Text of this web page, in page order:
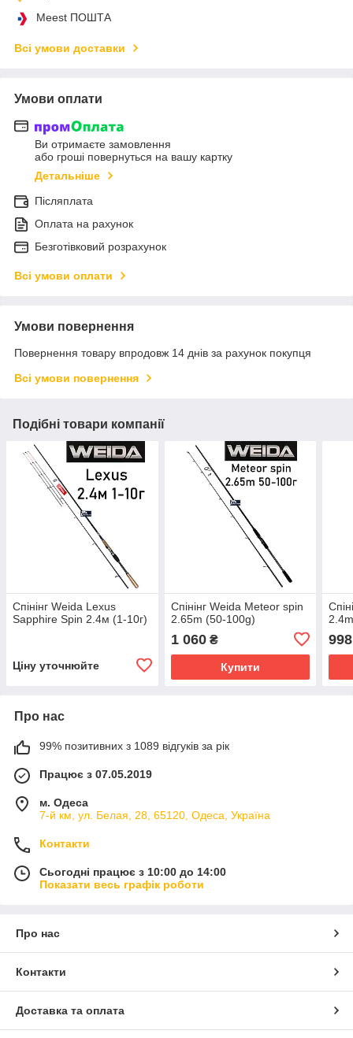
Meest ПОШТА
Всі умови доставки
Умови оплати
Ви отримаєте замовлення
або гроші повернуться на вашу картку
Детальніше
Післяплата
Оплата на рахунок
Безготівковий розрахунок
Всі умови оплати
Умови повернення
Повернення товару впродовж 14 днів за рахунок покупця
Всі умови повернення
Подібні товари компанії
Спінінг Weida Lexus
Sapphire Spin 2.4м (1-10г)
Ціну уточнюйте
Спінінг Weida Meteor spin
2.65m (50-100g)
1 060₴
Купити
998
Про нас
99% позитивних з 1089 відгуків за рік
Працює з 07.05.2019
м. Одеса
7-й км, ул. Белая, 28, 65120, Одеса, Україна
Контакти
Сьогодні працює з 10:00 до 14:00
Показати весь графік роботи
Про нас
Контакти
Доставка та оплата